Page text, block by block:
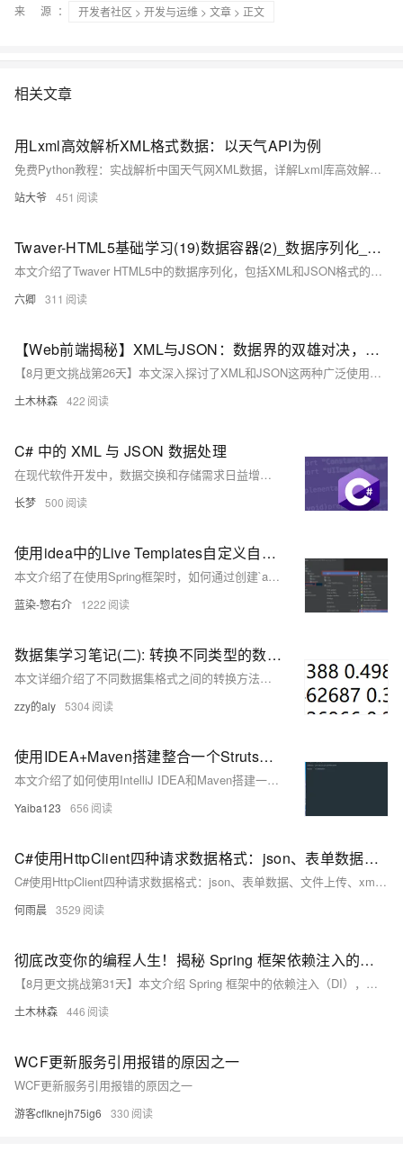
来 源： 开发者社区 > 开发与运维 > 文章 > 正文
相关文章
用Lxml高效解析XML格式数据：以天气API为例
免费Python教程：实战解析中国天气网XML数据，详解Lxml库高效解析技巧、XPath用法、流式处理大文件及IP封禁应对策略，助你构建稳定数据采集系统。
站大爷 451
Twaver-HTML5基础学习(19)数据容器(2)_数据序列化_XML、Json
本文介绍了Twaver HTML5中的数据序列化，包括XML和JSON格式的序列化与反序列化方法。文章通过示例代码展示了如何将DataBox中的数据序列化为XML和JSON字符串，以及如何从这些字符串中反序列化数据，重建DataBox中的对象。此外，还提到了用户自定义属性的序列化注册方法。
六卿 311
【Web前端揭秘】XML与JSON：数据界的双雄对决，你的选择将如何改写Web世界的未来？
【8月更文挑战第26天】本文深入探讨了XML和JSON这两种广泛使用的数据交换格式在Web前端开发中的应用。XML采用自定义标签描述数据结构，适用于复杂层次数据的表示，而JSON则以键值对形式呈现数据，更为轻量且易解析。通过对两种格式的示例代码、结构特点及应用场景的分析，本文旨在帮助读者更好地理解它们的差异，并根据实际需求选择最合适的数据交换格式。
土木林森 422
C# 中的 XML 与 JSON 数据处理
在现代软件开发中，数据交换和存储需求日益增长，XML 和 JSON 成为最常用的数据格式。本文从 C# 角度出发，详细介绍如何处理这两种格式，并提供示例代码。对于 XML，我们介绍了读取、创建和写入 XML 文件的方法；对于 JSON，则展示了如何使用 Newtonsoft.Json 库进行数据解析和序列化。此外，文章还总结了常见问题及其解决方案，帮助开发者更好地应对实际项目中的挑战。
长梦 500
使用idea中的Live Templates自定义自动生成Spring所需的XML配置文件格式
本文介绍了在使用Spring框架时，如何通过创建`applicationContext.xml`配置文件来管理对象。首先，在resources目录下新建XML配置文件，并通过IDEA自动生成部分配置。为完善配置，特别是添加AOP支持，可以通过IDEA的Live Templates功能自定义XML模板。具体步骤包括：连续按两次Shift搜索Live Templates，配置模板内容，输入特定前缀（如spring）并按Tab键即可快速生成完整的Spring配置文件。这样可以大大提高开发效率，减少重复工作。
蓝染-惣右介 1222
数据集学习笔记(二): 转换不同类型的数据集用于模型训练(XML、VOC、YOLO、COCO、JSON、PNG)
本文详细介绍了不同数据集格式之间的转换方法，包括YOLO、VOC、COCO、JSON、TXT和PNG等格式，以及如何可视化验证数据集。
zzy的aly 5304
使用IDEA+Maven搭建整合一个Struts2+Spring4+Hibernate4项目，混合使用传统Xml与@注解，返回JSP视图或JSON数据，快来给你的SSH老项目翻新一下吧
本文介绍了如何使用IntelliJ IDEA和Maven搭建一个整合了Struts2、Spring4、Hibernate4的J2EE项目，并配置了项目目录结构、web.xml、welcome.jsp以及多个JSP页面，用于刷新和学习传统的SSH框架。
Yaiba123 656
C#使用HttpClient四种请求数据格式：json、表单数据、文件上传、xml格式
C#使用HttpClient四种请求数据格式：json、表单数据、文件上传、xml格式
何雨晨 3529
彻底改变你的编程人生！揭秘 Spring 框架依赖注入的神奇魔力，让你的代码瞬间焕然一新！
【8月更文挑战第31天】本文介绍 Spring 框架中的依赖注入（DI），一种降低代码耦合度的设计模式。通过 Spring 的 DI 容器，开发者可专注业务逻辑而非依赖管理。文中详细解释了 DI 的基本概念及其实现方式，如构造器注入、字段注入与 setter 方法注入，并提供示例说明如何在实际项目中应用这些技术。通过 Spring 的 @Configuration 和 @Bean 注解，可轻松定义与管理应用中的组件及其依赖关系，实现更简洁、易维护的代码结构。
土木林森 446
WCF更新服务引用报错的原因之一
WCF更新服务引用报错的原因之一
游客cflknejh75ig6 330